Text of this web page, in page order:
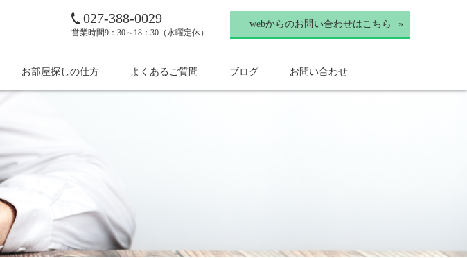
027-388-0029
営業時間9：30～18：30（水曜定休）
webからのお問い合わせはこちら
お部屋探しの仕方 よくあるご質問 ブログ お問い合わせ